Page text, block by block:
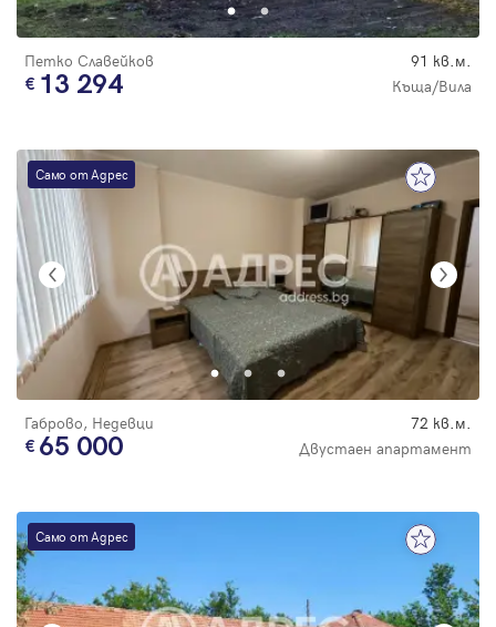
Петко Славейков 91 кв.м.
13 294 Къща/Вила
Само от Адрес
Габрово, Недевци 72 кв.м.
65 000 Двустаен апартамент
Само от Адрес